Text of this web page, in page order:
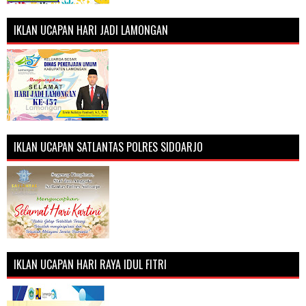
IKLAN UCAPAN HARI JADI LAMONGAN
IKLAN UCAPAN SATLANTAS POLRES SIDOARJO
IKLAN UCAPAN HARI RAYA IDUL FITRI